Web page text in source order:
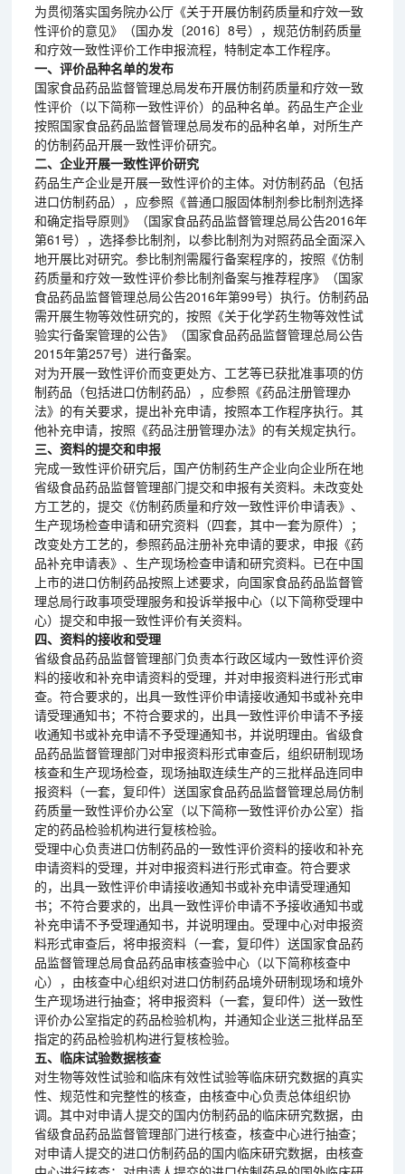
为贯彻落实国务院办公厅《关于开展仿制药质量和疗效一致
性评价的意见》（国办发〔2016〕8号），规范仿制药质量
和疗效一致性评价工作申报流程，特制定本工作程序。
一、评价品种名单的发布
国家食品药品监督管理总局发布开展仿制药质量和疗效一致
性评价（以下简称一致性评价）的品种名单。药品生产企业
按照国家食品药品监督管理总局发布的品种名单，对所生产
的仿制药品开展一致性评价研究。
二、企业开展一致性评价研究
药品生产企业是开展一致性评价的主体。对仿制药品（包括
进口仿制药品），应参照《普通口服固体制剂参比制剂选择
和确定指导原则》（国家食品药品监督管理总局公告2016年
第61号），选择参比制剂，以参比制剂为对照药品全面深入
地开展比对研究。参比制剂需履行备案程序的，按照《仿制
药质量和疗效一致性评价参比制剂备案与推荐程序》（国家
食品药品监督管理总局公告2016年第99号）执行。仿制药品
需开展生物等效性研究的，按照《关于化学药生物等效性试
验实行备案管理的公告》（国家食品药品监督管理总局公告
2015年第257号）进行备案。
对为开展一致性评价而变更处方、工艺等已获批准事项的仿
制药品（包括进口仿制药品），应参照《药品注册管理办
法》的有关要求，提出补充申请，按照本工作程序执行。其
他补充申请，按照《药品注册管理办法》的有关规定执行。
三、资料的提交和申报
完成一致性评价研究后，国产仿制药生产企业向企业所在地
省级食品药品监督管理部门提交和申报有关资料。未改变处
方工艺的，提交《仿制药质量和疗效一致性评价申请表》、
生产现场检查申请和研究资料（四套，其中一套为原件）；
改变处方工艺的，参照药品注册补充申请的要求，申报《药
品补充申请表》、生产现场检查申请和研究资料。已在中国
上市的进口仿制药品按照上述要求，向国家食品药品监督管
理总局行政事项受理服务和投诉举报中心（以下简称受理中
心）提交和申报一致性评价有关资料。
四、资料的接收和受理
省级食品药品监督管理部门负责本行政区域内一致性评价资
料的接收和补充申请资料的受理，并对申报资料进行形式审
查。符合要求的，出具一致性评价申请接收通知书或补充申
请受理通知书；不符合要求的，出具一致性评价申请不予接
收通知书或补充申请不予受理通知书，并说明理由。省级食
品药品监督管理部门对申报资料形式审查后，组织研制现场
核查和生产现场检查，现场抽取连续生产的三批样品连同申
报资料（一套，复印件）送国家食品药品监督管理总局仿制
药质量一致性评价办公室（以下简称一致性评价办公室）指
定的药品检验机构进行复核检验。
受理中心负责进口仿制药品的一致性评价资料的接收和补充
申请资料的受理，并对申报资料进行形式审查。符合要求
的，出具一致性评价申请接收通知书或补充申请受理通知
书；不符合要求的，出具一致性评价申请不予接收通知书或
补充申请不予受理通知书，并说明理由。受理中心对申报资
料形式审查后，将申报资料（一套，复印件）送国家食品药
品监督管理总局食品药品审核查验中心（以下简称核查中
心），由核查中心组织对进口仿制药品境外研制现场和境外
生产现场进行抽查；将申报资料（一套，复印件）送一致性
评价办公室指定的药品检验机构，并通知企业送三批样品至
指定的药品检验机构进行复核检验。
五、临床试验数据核查
对生物等效性试验和临床有效性试验等临床研究数据的真实
性、规范性和完整性的核查，由核查中心负责总体组织协
调。其中对申请人提交的国内仿制药品的临床研究数据，由
省级食品药品监督管理部门进行核查，核查中心进行抽查；
对申请人提交的进口仿制药品的国内临床研究数据，由核查